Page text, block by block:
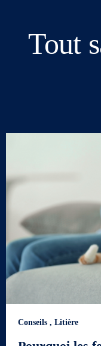
Tout
Conseils , Litière